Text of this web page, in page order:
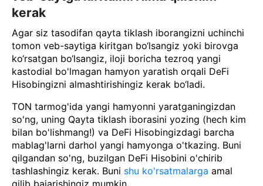
kerak
Agar siz tasodifan qayta tiklash iborangizni uchinchi
tomon veb-saytiga kiritgan bo‘lsangiz yoki birovga
ko‘rsatgan bo‘lsangiz, iloji boricha tezroq yangi
kastodial bo'lmagan hamyon yaratish orqali DeFi
Hisobingizni almashtirishingiz kerak bo‘ladi.
TON tarmog'ida yangi hamyonni yaratganingizdan
so'ng, uning Qayta tiklash iborasini yozing (hech kim
bilan bo'lishmang!) va DeFi Hisobingizdagi barcha
mablag'larni darhol yangi hamyonga o'tkazing. Buni
qilgandan so'ng, buzilgan DeFi Hisobini o'chirib
tashlashingiz kerak. Buni shu ko'rsatmalarga amal